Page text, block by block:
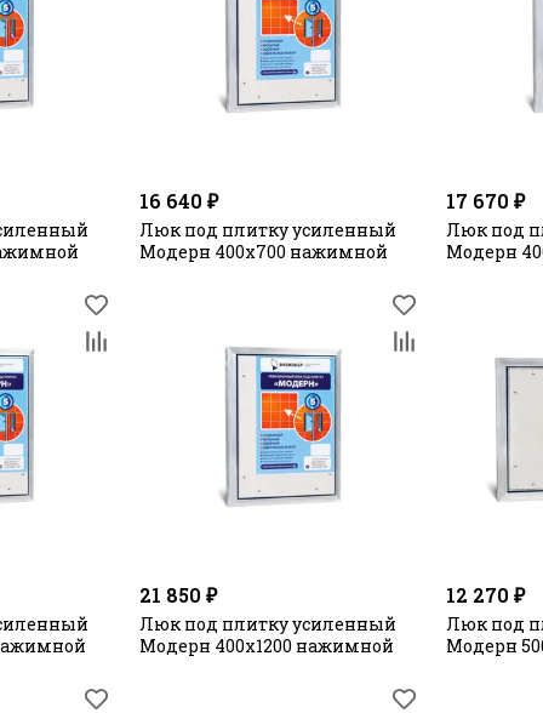
16 640 ₽
Люк под плитку усиленный
Модерн 400х700 нажимной
17 670 ₽
Люк под
Модерн
21 850 ₽
Люк под плитку усиленный
Модерн 400х1200 нажимной
12 270 ₽
Люк под
Модерн